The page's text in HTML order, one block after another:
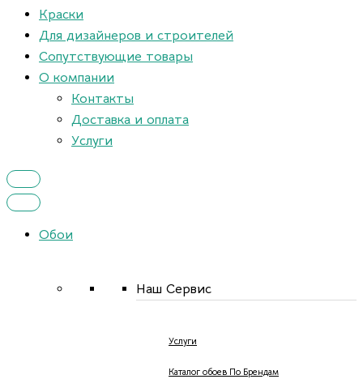
Краски
Для дизайнеров и строителей
Сопутствующие товары
О компании
Контакты
Доставка и оплата
Услуги
Обои
Наш Сервис
Услуги
Каталог обоев По Брендам